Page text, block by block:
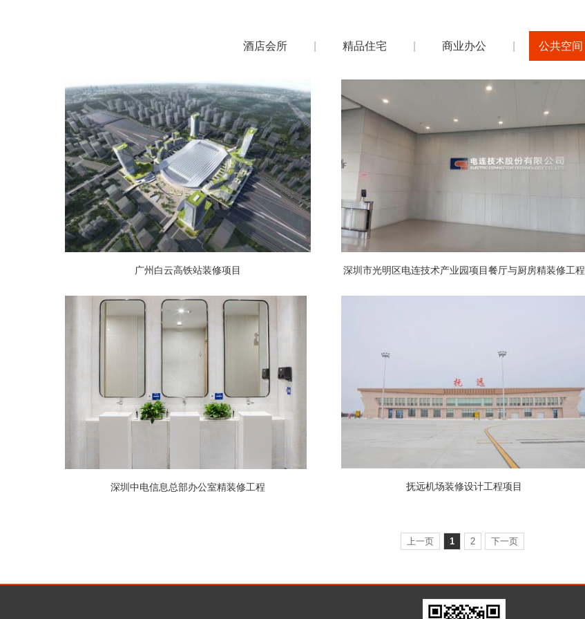
酒店会所 精品住宅 商业办公 公共空间
广州白云高铁站装修项目 深圳市光明区电连技术产业园项目餐厅与厨房精装修工程
深圳中电信息总部办公室精装修工程 抚远机场装修设计工程项目
上一页 1 2 下一页